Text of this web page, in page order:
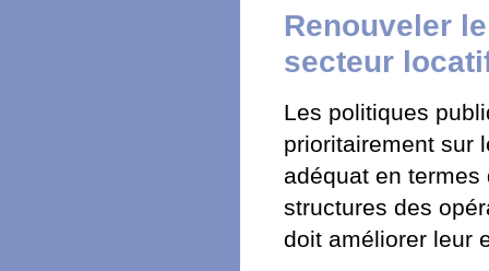
Renouveler
secteur
Les politiques
prioritairement sur
adéquat en
structures des
doit améliorer leur